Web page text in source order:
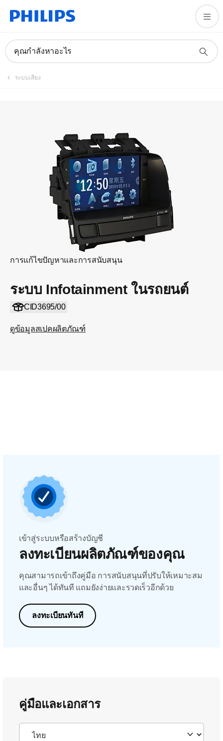
คุณกำลังหาอะไร
ระบบเสียง
การแก้ไขปัญหาและการสนับสนุน
ระบบ Infotainment ในรถยนต์
CID3695/00
ดูข้อมูลสเปคผลิตภัณฑ์
คู่มือและเอกสาร
เข้าสู่ระบบหรือสร้างบัญชี
ลงทะเบียนผลิตภัณฑ์ของคุณ
คุณสามารถเข้าถึงคู่มือ การสนับสนุนที่ปรับให้เหมาะสม
และอื่นๆ ได้ทันที แถมยังง่ายและรวดเร็วอีกด้วย
ลงทะเบียนทันที
คู่มือและเอกสาร